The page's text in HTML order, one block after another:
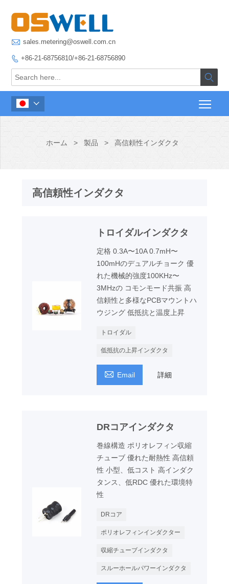
 sales.metering@oswell.com.cn
 +86-21-68756810/+86-21-68756890


ホーム > 製品 > 高信頼性インダクタ
高信頼性インダクタ
トロイダルインダクタ
定格 0.3A〜10A 0.7mH〜
100mHのデュアルチョーク 優
れた機械的強度100KHz〜
3MHzの コモンモード共振 高
信頼性と多様なPCBマウントハ
ウジング 低抵抗と温度上昇
トロイダル
低抵抗の上昇インダクタ
 Email 詳細
DRコアインダクタ
巻線構造 ポリオレフィン収縮
チューブ 優れた耐熱性 高信頼
性 小型、低コスト 高インダク
タンス、低RDC 優れた環境特
性
DRコア
ポリオレフィンインダクター
収縮チューブインダクタ
スルーホールパワーインダクタ